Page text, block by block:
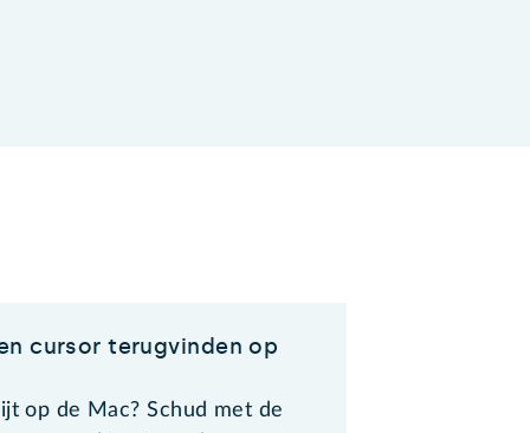
cursor terugvinden op
op de Mac? Schud met de